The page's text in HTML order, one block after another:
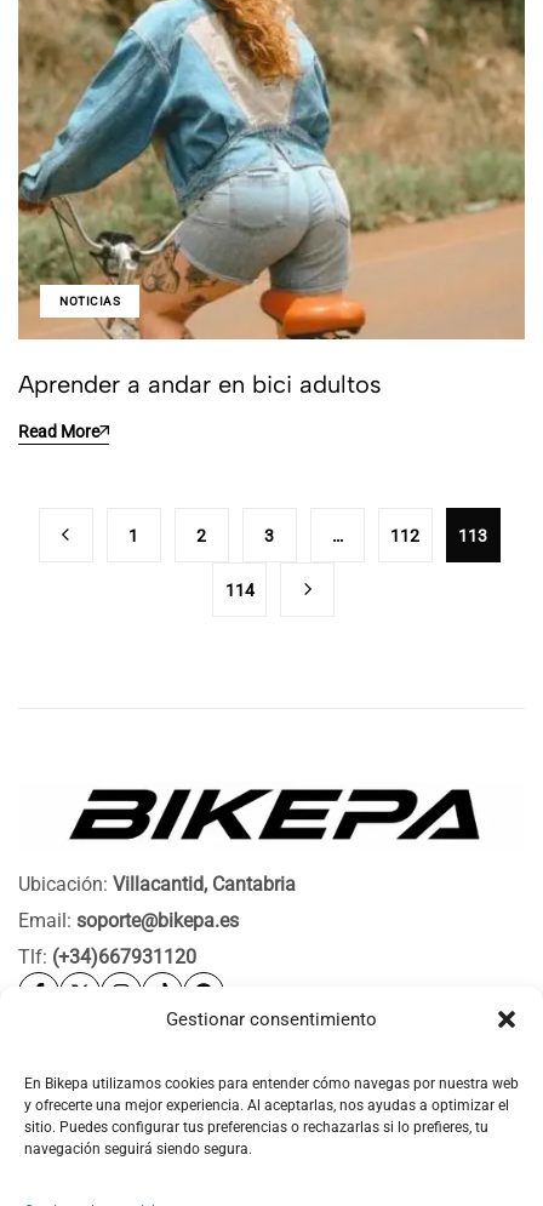
Gestionar consentimiento
En Bikepa utilizamos cookies para entender cómo navegas por nuestra web
y ofrecerte una mejor experiencia. Al aceptarlas, nos ayudas a optimizar el
sitio. Puedes configurar tus preferencias o rechazarlas si lo prefieres, tu
navegación seguirá siendo segura.
NOTICIAS
Aprender a andar en bici adultos
Read More
1 2 3 … 112 113
114
Ubicación: Villacantid, Cantabria
Email: soporte@bikepa.es
Tlf: (+34)667931120
Bikepa
Newsletter Bikepa